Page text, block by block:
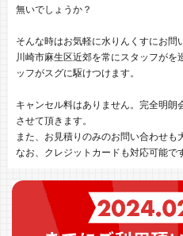
無いでしょうか？
そんな時はお気軽に水りんくすにお問
川崎市麻生区近郊を常にスタッフがを
ッフがスグに駆けつけます。
キャンセル料はありません。完全明
させて頂きます。
また、お見積りのみのお問い合わせも
なお、クレジットカードも対応可能で